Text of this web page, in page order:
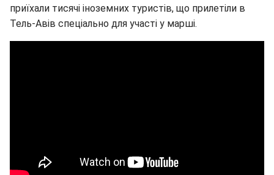
приїхали тисячі іноземних туристів, що прилетіли в
Тель-Авів спеціально для участі у марші.